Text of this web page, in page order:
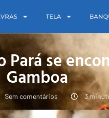
TELA
Pará se
Gamboa
Sem comentários 3